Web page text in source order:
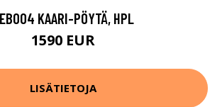
KAARI-PÖYTÄ, HPL
1590 EUR
LISÄTIETOJA